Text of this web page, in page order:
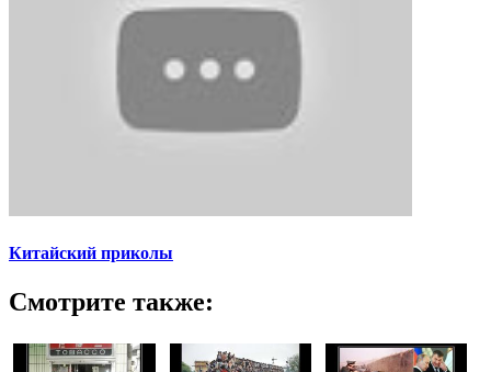
Китайский приколы
Смотрите также: